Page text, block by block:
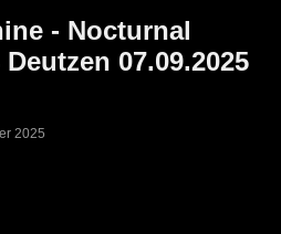
- Nocturnal
07.09.2025
2025